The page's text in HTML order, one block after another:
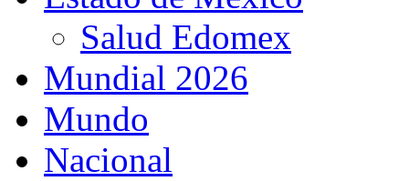
Salud Edomex
Mundial 2026
Mundo
Nacional